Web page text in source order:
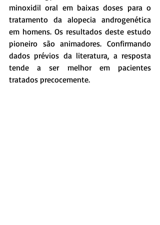
minoxidil oral em baixas doses para o
tratamento da alopecia androgenética
em homens. Os resultados deste estudo
pioneiro são animadores. Confirmando
dados prévios da literatura, a resposta
tende a ser melhor em pacientes
tratados precocemente.